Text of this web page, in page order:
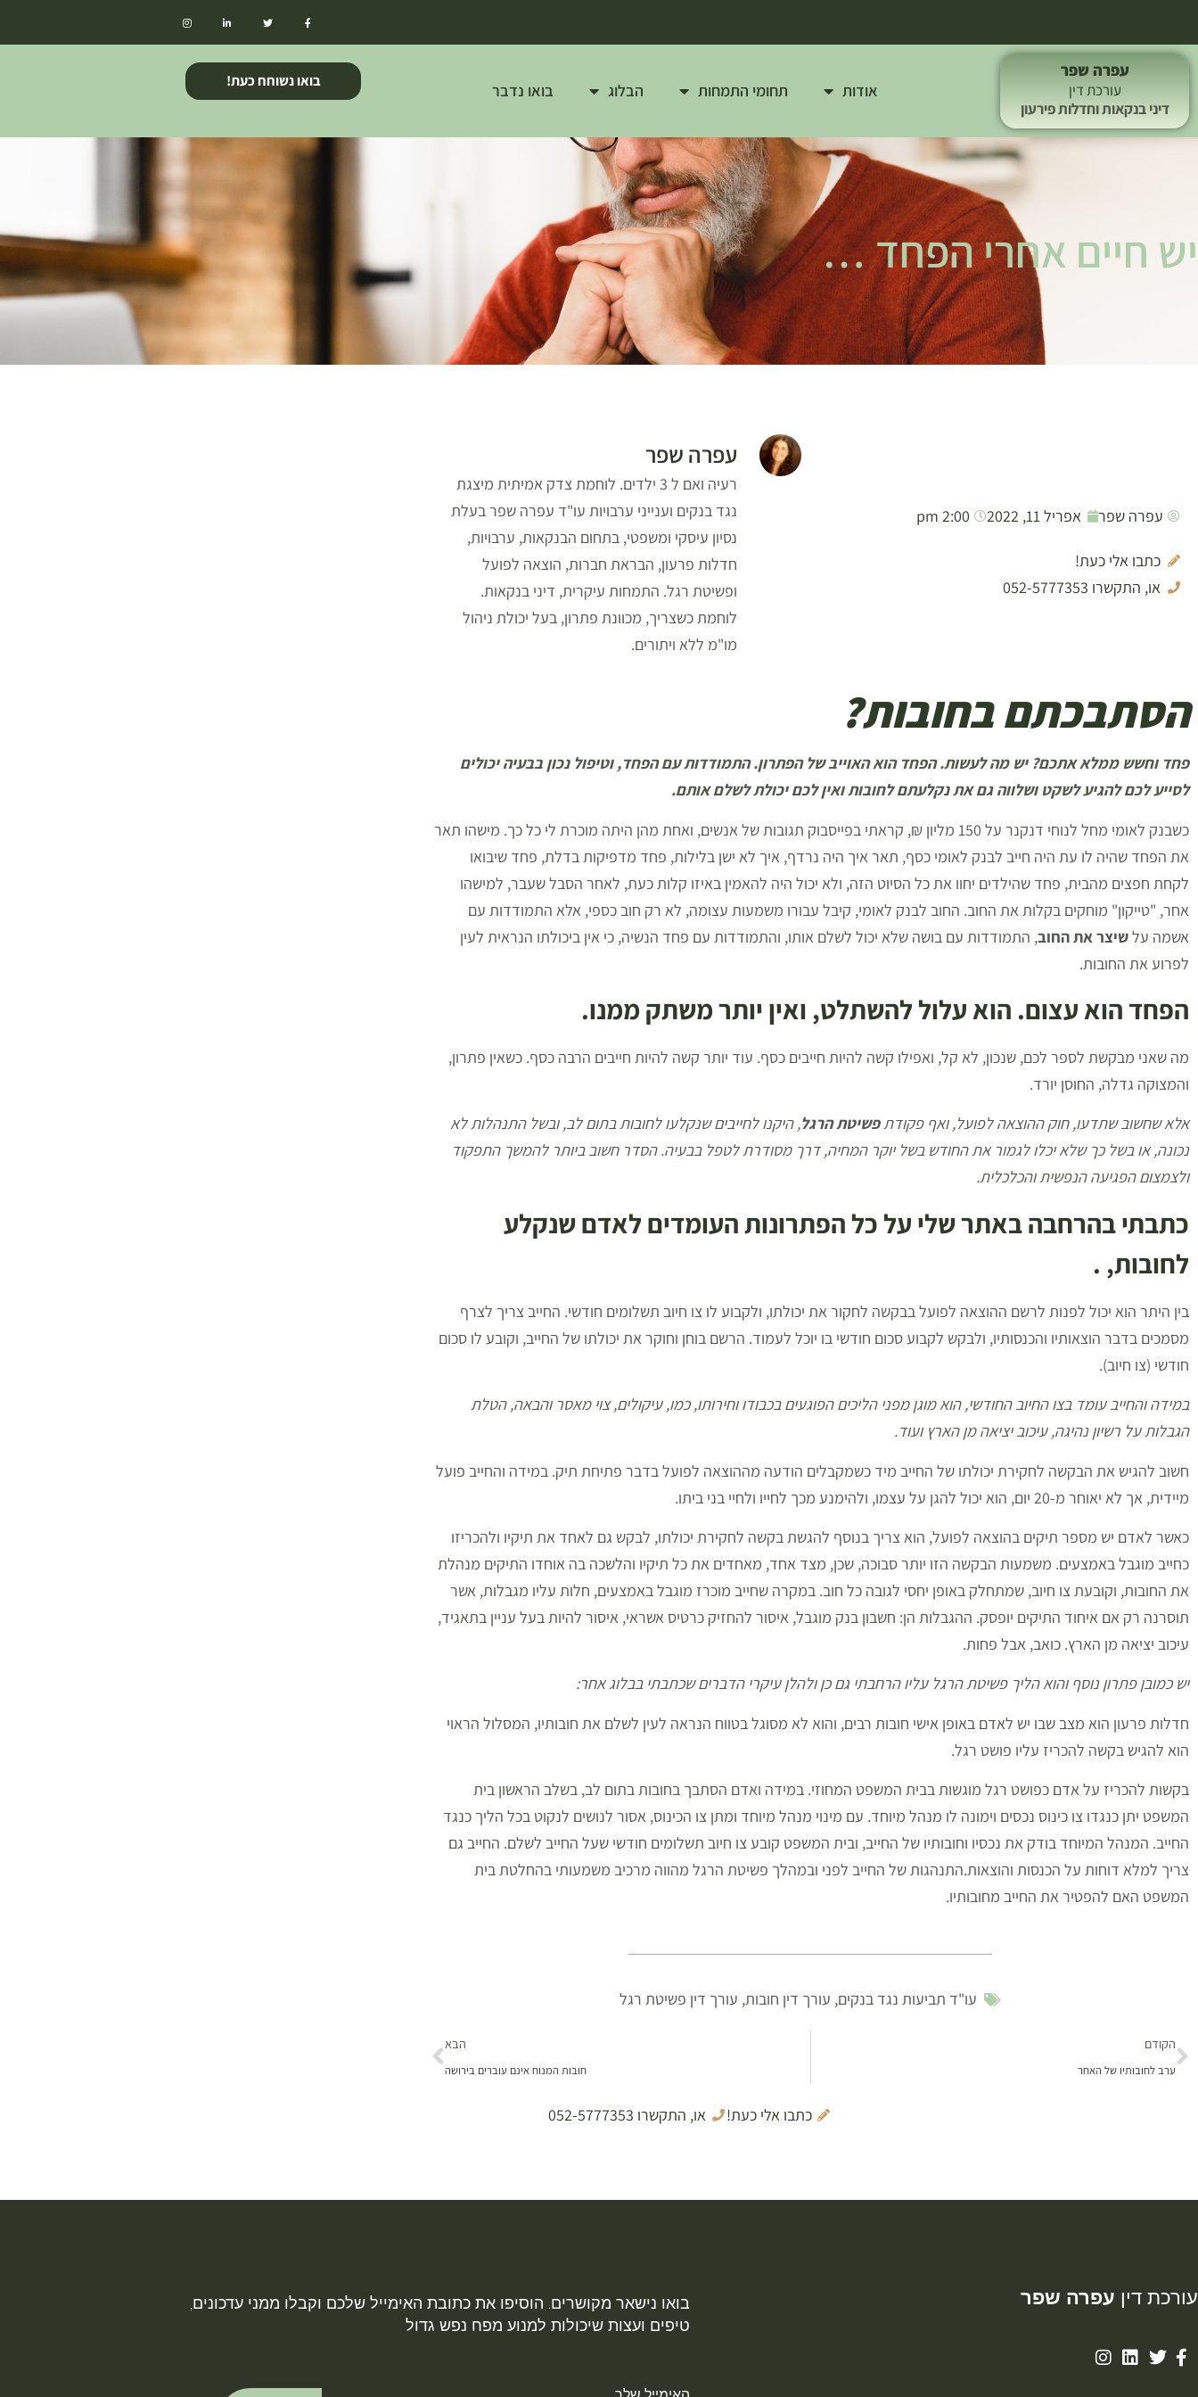
עפרה שפר
עורכת דין
דיני בנקאות וחדלות פירעון
אודות תחומי התמחות הבלוג בואו נדבר בואו נשוחח כעת!
יש חיים אחרי הפחד …
עפרה שפר אפריל 11, 2022 2:00 pm
כתבו אלי כעת!
או, התקשרו 052-5777353
עפרה שפר
רעיה ואם ל 3 ילדים. לוחמת צדק אמיתית מיצגת
נגד בנקים וענייני ערבויות עו"ד עפרה שפר בעלת
נסיון עיסקי ומשפטי, בתחום הבנקאות, ערבויות,
חדלות פרעון, הבראת חברות, הוצאה לפועל
ופשיטת רגל. התמחות עיקרית, דיני בנקאות.
לוחמת כשצריך, מכוונת פתרון, בעל יכולת ניהול
מו"מ ללא ויתורים.
הסתבכתם בחובות?
פחד וחשש ממלא אתכם? יש מה לעשות. הפחד הוא האוייב של הפתרון. התמודדות עם הפחד, וטיפול נכון בבעיה יכולים
לסייע לכם להגיע לשקט ושלווה גם את נקלעתם לחובות ואין לכם יכולת לשלם אותם.
כשבנק לאומי מחל לנוחי דנקנר על 150 מליון ₪, קראתי בפייסבוק תגובות של אנשים, ואחת מהן היתה מוכרת לי כל כך. מישהו תאר
את הפחד שהיה לו עת היה חייב לבנק לאומי כסף, תאר איך היה נרדף, איך לא ישן בלילות, פחד מדפיקות בדלת, פחד שיבואו
לקחת חפצים מהבית, פחד שהילדים יחוו את כל הסיוט הזה, ולא יכול היה להאמין באיזו קלות כעת, לאחר הסבל שעבר, למישהו
אחר, "טייקון" מוחקים בקלות את החוב. החוב לבנק לאומי, קיבל עבורו משמעות עצומה, לא רק חוב כספי, אלא התמודדות עם
אשמה עלשיצר את החוב, התמודדות עם בושה שלא יכול לשלם אותו, והתמודדות עם פחד הנשיה, כי אין ביכולתו הנראית לעין
לפרוע את החובות.
הפחד הוא עצום. הוא עלול להשתלט, ואין יותר משתק ממנו.
מה שאני מבקשת לספר לכם, שנכון, לא קל, ואפילו קשה להיות חייבים כסף. עוד יותר קשה להיות חייבים הרבה כסף. כשאין פתרון,
והמצוקה גדלה, החוסן יורד.
אלא שחשוב שתדעו, חוק ההוצאה לפועל, ואף פקודתפשיטת הרגל, היקנו לחייבים שנקלעו לחובות בתום לב, ובשל התנהלות לא
נכונה, או בשל כך שלא יכלו לגמור את החודש בשל יוקר המחיה, דרך מסודרת לטפל בבעיה. הסדר חשוב ביותר להמשך התפקוד
ולצמצום הפגיעה הנפשית והכלכלית.
כתבתי בהרחבה באתר שלי על כל הפתרונות העומדים לאדם שנקלע
לחובות, .
בין היתר הוא יכול לפנות לרשם ההוצאה לפועל בבקשה לחקור את יכולתו, ולקבוע לו צו חיוב תשלומים חודשי. החייב צריך לצרף
מסמכים בדבר הוצאותיו והכנסותיו, ולבקש לקבוע סכום חודשי בו יוכל לעמוד. הרשם בוחן וחוקר את יכולתו של החייב, וקובע לו סכום
חודשי (צו חיוב).
במידה והחייב עומד בצו החיוב החודשי, הוא מוגן מפני הליכים הפוגעים בכבודו וחירותו, כמו, עיקולים, צוי מאסר והבאה, הטלת
הגבלות על רשיון נהיגה, עיכוב יציאה מן הארץ ועוד.
חשוב להגיש את הבקשה לחקירת יכולתו של החייב מיד כשמקבלים הודעה מההוצאה לפועל בדבר פתיחת תיק. במידה והחייב פועל
מיידית, אך לא יאוחר מ-20 יום, הוא יכול להגן על עצמו, ולהימנע מכך לחייו ולחיי בני ביתו.
כאשר לאדם יש מספר תיקים בהוצאה לפועל, הוא צריך בנוסף להגשת בקשה לחקירת יכולתו, לבקש גם לאחד את תיקיו ולהכריזו
כחייב מוגבל באמצעים. משמעות הבקשה הזו יותר סבוכה, שכן, מצד אחד, מאחדים את כל תיקיו והלשכה בה אוחדו התיקים מנהלת
את החובות, וקובעת צו חיוב, שמתחלק באופן יחסי לגובה כל חוב. במקרה שחייב מוכרז מוגבל באמצעים, חלות עליו מגבלות, אשר
תוסרנה רק אם איחוד התיקים יופסק. ההגבלות הן: חשבון בנק מוגבל, איסור להחזיק כרטיס אשראי, איסור להיות בעל עניין בתאגיד,
עיכוב יציאה מן הארץ. כואב, אבל פחות.
יש כמובן פתרון נוסף והוא הליך פשיטת הרגל עליו הרחבתי גם כן ולהלן עיקרי הדברים שכתבתי בבלוג אחר:
חדלות פרעון הוא מצב שבו יש לאדם באופן אישי חובות רבים, והוא לא מסוגל בטווח הנראה לעין לשלם את חובותיו, המסלול הראוי
הוא להגיש בקשה להכריז עליו פושט רגל.
בקשות להכריז על אדם כפושט רגל מוגשות בבית המשפט המחוזי. במידה ואדם הסתבך בחובות בתום לב, בשלב הראשון בית
המשפט יתן כנגדו צו כינוס נכסים וימונה לו מנהל מיוחד. עם מינוי מנהל מיוחד ומתן צו הכינוס, אסור לנושים לנקוט בכל הליך כנגד
החייב. המנהל המיוחד בודק את נכסיו וחובותיו של החייב, ובית המשפט קובע צו חיוב תשלומים חודשי שעל החייב לשלם. החייב גם
צריך למלא דוחות על הכנסות והוצאות.התנהגות של החייב לפני ובמהלך פשיטת הרגל מהווה מרכיב משמעותי בהחלטת בית
המשפט האם להפטיר את החייב מחובותיו.
עו"ד תביעות נגד בנקים, עורך דין חובות, עורך דין פשיטת רגל
הקודם
ערב לחובותיו של האחר
הבא
חובות המנוח אינם עוברים בירושה
כתבו אלי כעת! או, התקשרו 052-5777353
עורכת דין עפרה שפר
בואו נישאר מקושרים. הוסיפו את כתובת האימייל שלכם וקבלו ממני עדכונים,
טיפים ועצות שיכולות למנוע מפח נפש גדול